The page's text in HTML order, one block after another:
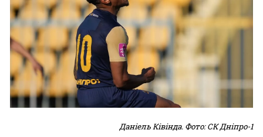
Даніель Ківінда. Фото: СК Дніпро-1